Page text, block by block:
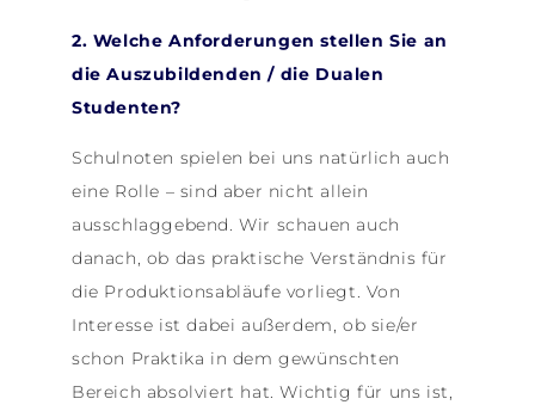
2. Welche Anforderungen stellen Sie an
die Auszubildenden / die Dualen
Studenten?
Schulnoten spielen bei uns natürlich auch
eine Rolle – sind aber nicht allein
ausschlaggebend. Wir schauen auch
danach, ob das praktische Verständnis für
die Produktionsabläufe vorliegt. Von
Interesse ist dabei außerdem, ob sie/er
schon Praktika in dem gewünschten
Bereich absolviert hat. Wichtig für uns ist,